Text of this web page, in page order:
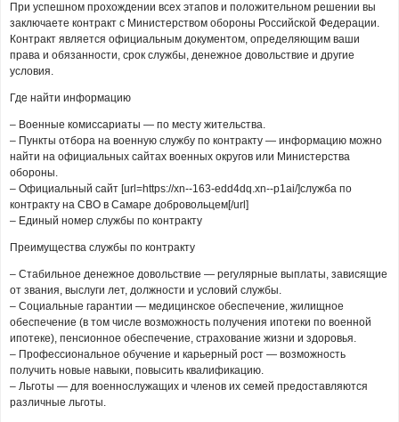
При успешном прохождении всех этапов и положительном решении вы
заключаете контракт с Министерством обороны Российской Федерации.
Контракт является официальным документом, определяющим ваши
права и обязанности, срок службы, денежное довольствие и другие
условия.
Где найти информацию
– Военные комиссариаты — по месту жительства.
– Пункты отбора на военную службу по контракту — информацию можно
найти на официальных сайтах военных округов или Министерства
обороны.
– Официальный сайт [url=https://xn--163-edd4dq.xn--p1ai/]служба по
контракту на СВО в Самаре добровольцем[/url]
– Единый номер службы по контракту
Преимущества службы по контракту
– Стабильное денежное довольствие — регулярные выплаты, зависящие
от звания, выслуги лет, должности и условий службы.
– Социальные гарантии — медицинское обеспечение, жилищное
обеспечение (в том числе возможность получения ипотеки по военной
ипотеке), пенсионное обеспечение, страхование жизни и здоровья.
– Профессиональное обучение и карьерный рост — возможность
получить новые навыки, повысить квалификацию.
– Льготы — для военнослужащих и членов их семей предоставляются
различные льготы.